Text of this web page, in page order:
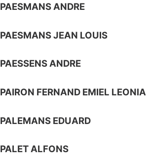
PAESMANS ANDRE
PAESMANS JEAN LOUIS
PAESSENS ANDRE
PAIRON FERNAND EMIEL LEONIA
PALEMANS EDUARD
PALET ALFONS